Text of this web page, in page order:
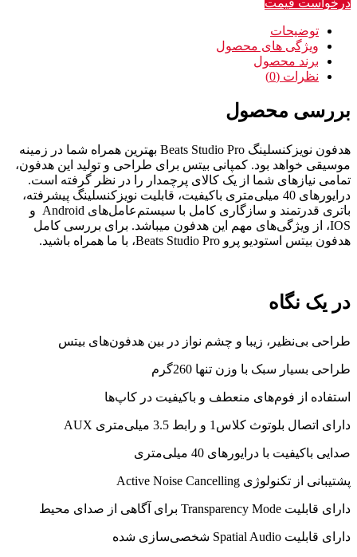
درخواست قیمت
توضیحات
ویژگی های محصول
برند محصول
نظرات (0)
بررسی محصول
هدفون نویزکنسلینگ Beats Studio Pro بهترین همراه شما در زمینه
موسیقی خواهد بود. کمپانی بیتس برای طراحی و تولید این هدفون،
تمامی نیازهای شما از یک کالای پرچمدار را در نظر گرفته است.
درایورهای 40 میلی‌متری باکیفیت، قابلیت نویزکنسلینگ پیشرفته،
باتری قدرتمند و سازگاری کامل با سیستم‌عامل‌های Android و
IOS، از ویژگی‌های مهم این هدفون میباشد. برای بررسی کامل
هدفون بیتس استودیو پرو Beats Studio Pro، با ما همراه باشید.
در یک نگاه
طراحی بی‌نظیر، زیبا و چشم نواز در بین هدفون‌های بیتس
طراحی بسیار سبک با وزن تنها 260گرم
استفاده از فوم‌های منعطف و باکیفیت در کاپ‌ها
دارای اتصال بلوتوث کلاس1 و رابط 3.5 میلی‌متری AUX
صدایی باکیفیت با درایورهای 40 میلی‌متری
پشتیبانی از تکنولوژی Active Noise Cancelling
دارای قابلیت Transparency Mode برای آگاهی از صدای محیط
دارای قابلیت Spatial Audio شخصی‌سازی شده